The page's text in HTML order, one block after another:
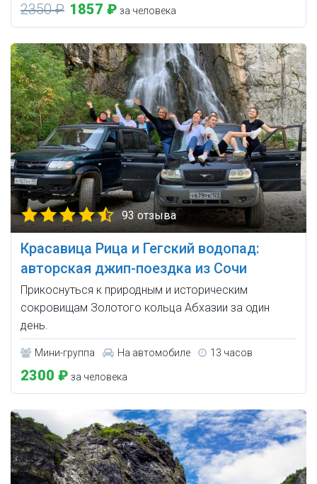
2350 ₽ 1857 ₽ за человека
93 отзыва
Красавица Рица и Гегский водопад:
авторская джип-поездка из Сочи
Прикоснуться к природным и историческим
сокровищам Золотого кольца Абхазии за один
день.
Мини-группа На автомобиле 13 часов
2300 ₽ за человека